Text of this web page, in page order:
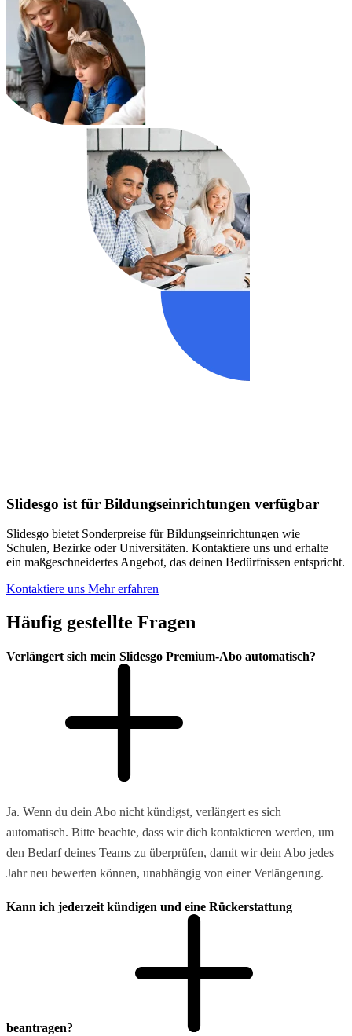
Slidesgo ist für Bildungseinrichtungen verfügbar
Slidesgo bietet Sonderpreise für Bildungseinrichtungen wie
Schulen, Bezirke oder Universitäten. Kontaktiere uns und erhalte
ein maßgeschneidertes Angebot, das deinen Bedürfnissen entspricht.
Kontaktiere uns Mehr erfahren
Häufig gestellte Fragen
Verlängert sich mein Slidesgo Premium-Abo automatisch?
Ja. Wenn du dein Abo nicht kündigst, verlängert es sich
automatisch. Bitte beachte, dass wir dich kontaktieren werden, um
den Bedarf deines Teams zu überprüfen, damit wir dein Abo jedes
Jahr neu bewerten können, unabhängig von einer Verlängerung.
Kann ich jederzeit kündigen und eine Rückerstattung
beantragen?